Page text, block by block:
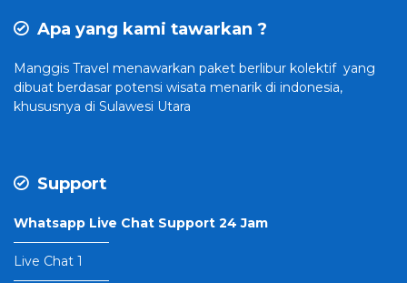
Apa yang kami tawarkan ?
Manggis Travel menawarkan paket berlibur kolektif yang
dibuat berdasar potensi wisata menarik di indonesia,
khususnya di Sulawesi Utara
Support
Whatsapp Live Chat Support 24 Jam
———————–
Live Chat 1